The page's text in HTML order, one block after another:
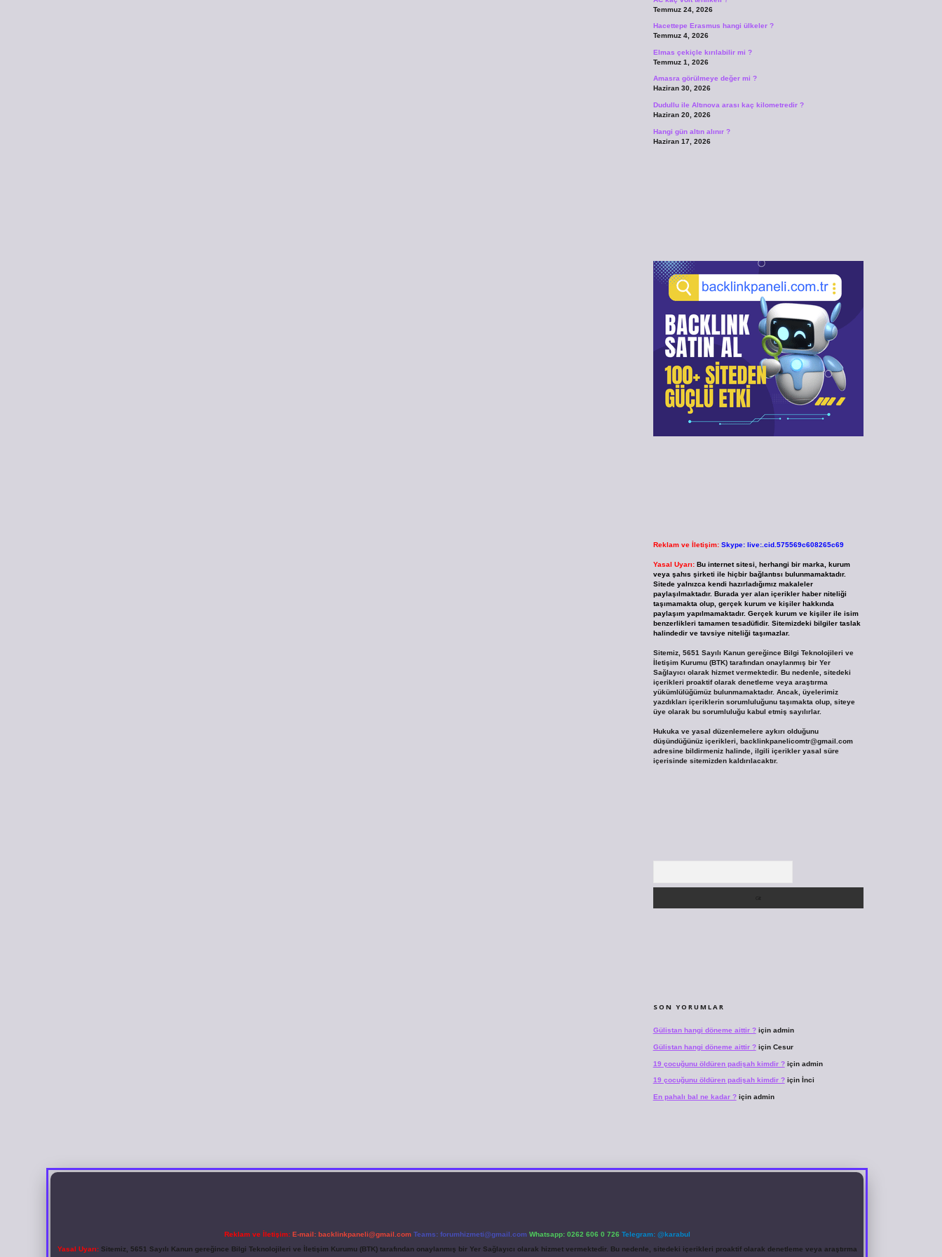
Temmuz 24, 2026
Hacettepe Erasmus hangi ülkeler ?
Temmuz 4, 2026
Elmas çekiçle kırılabilir mi ?
Temmuz 1, 2026
Amasra görülmeye değer mi ?
Haziran 30, 2026
Dudullu ile Altınova arası kaç kilometredir ?
Haziran 20, 2026
Hangi gün altın alınır ?
Haziran 17, 2026
Reklam ve İletişim: Skype: live:.cid.575569c608265c69
Yasal Uyarı: Bu internet sitesi, herhangi bir marka, kurum
veya şahıs şirketi ile hiçbir bağlantısı bulunmamaktadır.
Sitede yalnızca kendi hazırladığımız makaleler
paylaşılmaktadır. Burada yer alan içerikler haber niteliği
taşımamakta olup, gerçek kurum ve kişiler hakkında
paylaşım yapılmamaktadır. Gerçek kurum ve kişiler ile isim
benzerlikleri tamamen tesadüfidir. Sitemizdeki bilgiler taslak
halindedir ve tavsiye niteliği taşımazlar.
Sitemiz, 5651 Sayılı Kanun gereğince Bilgi Teknolojileri ve
İletişim Kurumu (BTK) tarafından onaylanmış bir Yer
Sağlayıcı olarak hizmet vermektedir. Bu nedenle, sitedeki
içerikleri proaktif olarak denetleme veya araştırma
yükümlülüğümüz bulunmamaktadır. Ancak, üyelerimiz
yazdıkları içeriklerin sorumluluğunu taşımakta olup, siteye
üye olarak bu sorumluluğu kabul etmiş sayılırlar.
Hukuka ve yasal düzenlemelere aykırı olduğunu
düşündüğünüz içerikleri, backlinkpanelicomtr@gmail.com
adresine bildirmeniz halinde, ilgili içerikler yasal süre
içerisinde sitemizden kaldırılacaktır.
SON YORUMLAR
Gülistan hangi döneme aittir ?için admin
Gülistan hangi döneme aittir ?için Cesur
19 çocuğunu öldüren padişah kimdir ?için admin
19 çocuğunu öldüren padişah kimdir ?için İnci
En pahalı bal ne kadar ?için admin
Reklam ve İletişim: E-mail: backlinkpaneli@gmail.com Teams: forumhizmeti@gmail.com Whatsapp: 0262 606 0 726 Telegram: @karabul
Yasal Uyarı:Sitemiz, 5651 Sayılı Kanun gereğince Bilgi Teknolojileri ve İletişim Kurumu (BTK) tarafından onaylanmış bir Yer Sağlayıcı olarak hizmet vermektedir. Bu nedenle, sitedeki içerikleri proaktif olarak denetleme veya araştırma